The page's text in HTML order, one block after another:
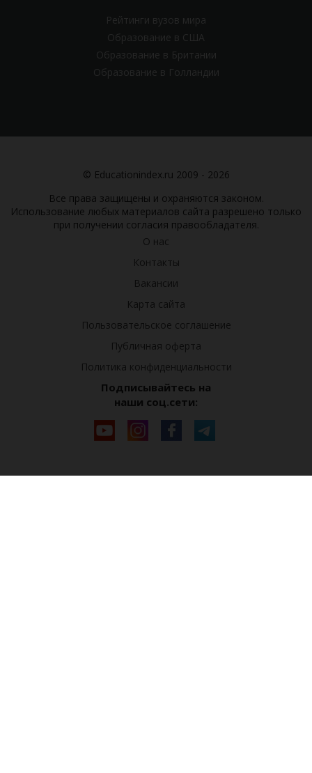
Рейтинги вузов мира
Образование в США
Образование в Британии
Образование в Голландии
© Educationindex.ru 2009 - 2026
Все права защищены и охраняются законом.
Использование любых материалов сайта разрешено только
при получении согласия правообладателя.
О нас
Контакты
Вакансии
Карта сайта
Пользовательское соглашение
Публичная оферта
Политика конфиденциальности
Подписывайтесь на
наши соц.сети: